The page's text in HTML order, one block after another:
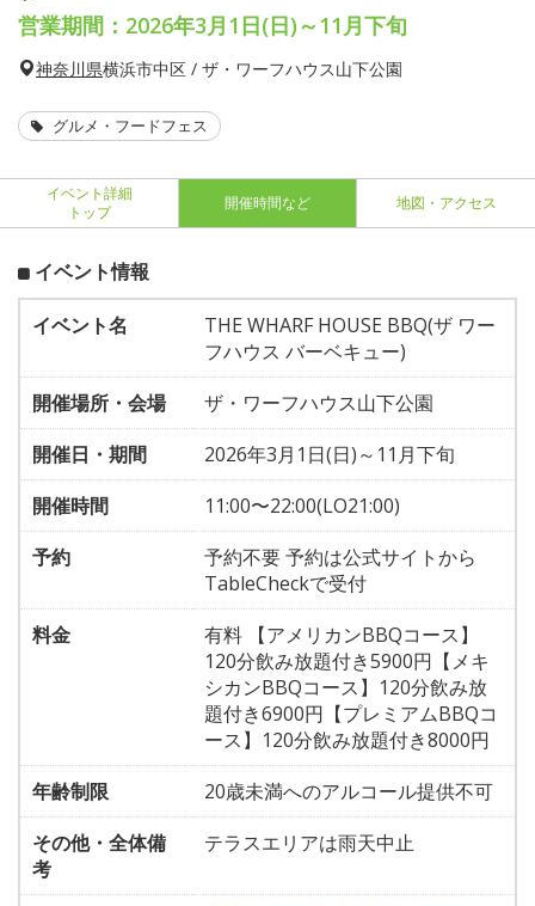
営業期間：2026年3月1日(日)～11月下旬
神奈川県横浜市中区 / ザ・ワーフハウス山下公園
グルメ・フードフェス
イベント詳細
トップ
開催時間など 地図・アクセス
イベント情報
イベント名
THE WHARF HOUSE BBQ(ザ ワー
フハウス バーベキュー)
開催場所・会場
ザ・ワーフハウス山下公園
開催日・期間
2026年3月1日(日)～11月下旬
開催時間
11:00〜22:00(LO21:00)
予約
予約不要 予約は公式サイトから
TableCheckで受付
料金
有料 【アメリカンBBQコース】
120分飲み放題付き5900円【メキ
シカンBBQコース】120分飲み放
題付き6900円【プレミアムBBQコ
ース】120分飲み放題付き8000円
年齢制限
20歳未満へのアルコール提供不可
その他・全体備
考
テラスエリアは雨天中止